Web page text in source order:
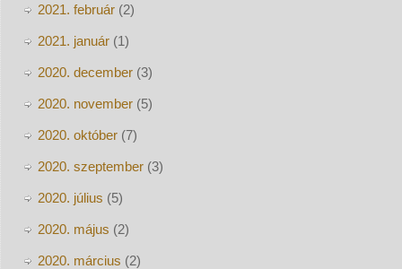
2021. február(2)
2021. január(1)
2020. december(3)
2020. november(5)
2020. október(7)
2020. szeptember(3)
2020. július (5)
2020. május (2)
2020. március (2)